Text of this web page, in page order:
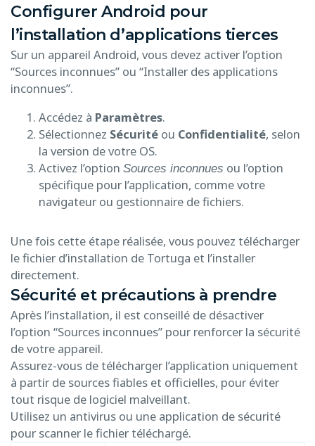
Configurer Android pour
l’installation d’applications tierces
Sur un appareil Android, vous devez activer l’option
“Sources inconnues” ou “Installer des applications
inconnues”.
Accédez à Paramètres.
Sélectionnez Sécurité ou Confidentialité, selon
la version de votre OS.
Activez l’option Sources inconnues ou l’option
spécifique pour l’application, comme votre
navigateur ou gestionnaire de fichiers.
Une fois cette étape réalisée, vous pouvez télécharger
le fichier d’installation de Tortuga et l’installer
directement.
Sécurité et précautions à prendre
Après l’installation, il est conseillé de désactiver
l’option “Sources inconnues” pour renforcer la sécurité
de votre appareil.
Assurez-vous de télécharger l’application uniquement
à partir de sources fiables et officielles, pour éviter
tout risque de logiciel malveillant.
Utilisez un antivirus ou une application de sécurité
pour scanner le fichier téléchargé.